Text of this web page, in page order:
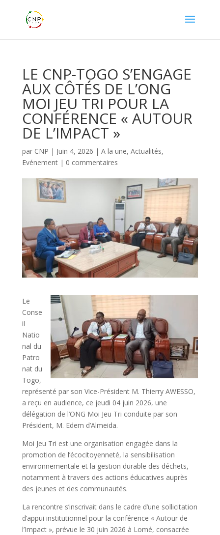
LE CNP-TOGO S’ENGAGE
AUX CÔTÉS DE L’ONG
MOI JEU TRI POUR LA
CONFÉRENCE « AUTOUR
DE L’IMPACT »
par CNP | Juin 4, 2026 | A la une, Actualités,
Evénement| 0 commentaires
Le
Conse
il
Natio
nal du
Patro
nat du
Togo,
représenté par son Vice-Président M. Thierry AWESSO,
a reçu en audience, ce jeudi 04 juin 2026, une
délégation de l’ONG Moi Jeu Tri conduite par son
Président, M. Edem d’Almeida.
Moi Jeu Tri est une organisation engagée dans la
promotion de l’écocitoyenneté, la sensibilisation
environnementale et la gestion durable des déchets,
notamment à travers des actions éducatives auprès
des jeunes et des communautés.
La rencontre s’inscrivait dans le cadre d’une sollicitation
d’appui institutionnel pour la conférence « Autour de
l’Impact », prévue le 30 juin 2026 à Lomé, consacrée